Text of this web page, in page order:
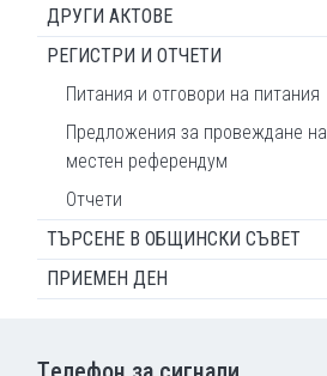
ДРУГИ АКТОВЕ
РЕГИСТРИ И ОТЧЕТИ
Питания и отговори на питания
Предложения за провеждане на
местен референдум
Отчети
ТЪРСЕНЕ В ОБЩИНСКИ СЪВЕТ
ПРИЕМЕН ДЕН